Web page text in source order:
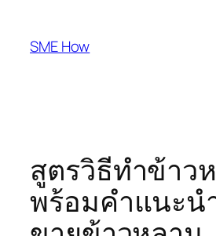
content
SME How
สูตรวิธีทำข้าว
พร้อมคำแนะน